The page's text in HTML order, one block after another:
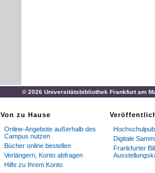
© 2026 Universitätsbibliothek Frankfurt am
Von zu Hause
Online-Angebote außerhalb des
Campus nutzen
Bücher online bestellen
Verlängern, Konto abfragen
Hilfe zu Ihrem Konto
Digitale
Frankfurter